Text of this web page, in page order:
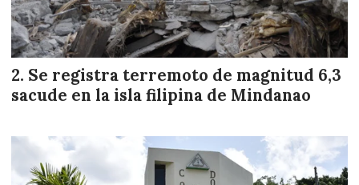
Se registra terremoto de magnitud 6,3
sacude en la isla filipina de Mindanao